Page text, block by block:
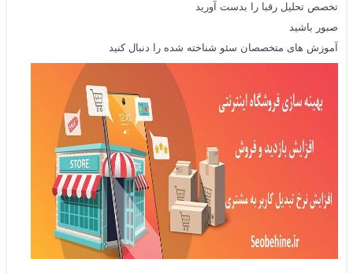
تخصص تحلیل رقبا را بدست آورید
صبور باشید
آموزش های متخصصان سئو شناخته شده را دنبال کنید